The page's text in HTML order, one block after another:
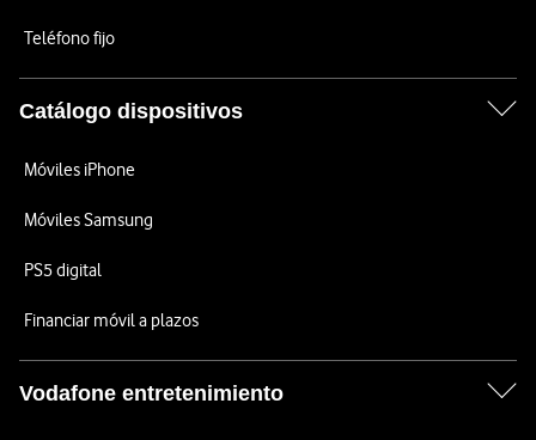
Teléfono fijo
Catálogo dispositivos
Móviles iPhone
Móviles Samsung
PS5 digital
Financiar móvil a plazos
Vodafone entretenimiento